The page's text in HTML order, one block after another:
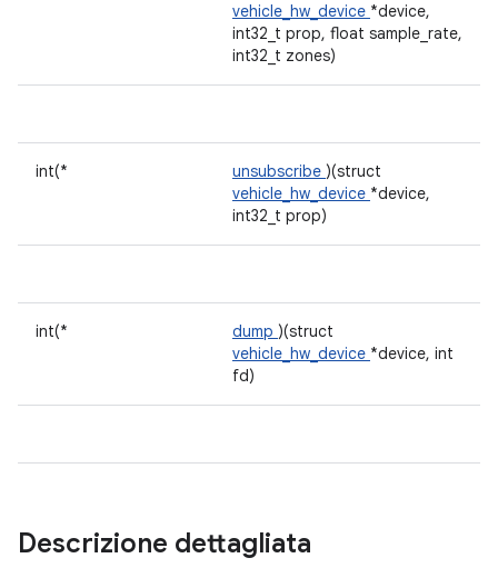
vehicle_hw_device *device,
int32_t prop, float sample_rate,
int32_t zones)
int(* unsubscribe )(struct
vehicle_hw_device *device,
int32_t prop)
int(* dump )(struct
vehicle_hw_device *device, int
fd)
Descrizione dettagliata